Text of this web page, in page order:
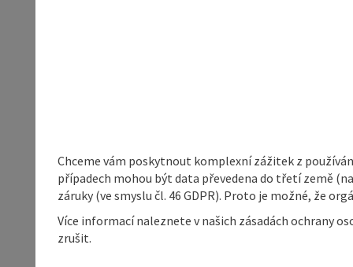
Chceme vám poskytnout komplexní zážitek z
případech mohou být data převedena do třetí země
záruky (ve smyslu čl. 46 GDPR). Proto je možné, že
Více informací naleznete v našich zásadách ochrany
zrušit.